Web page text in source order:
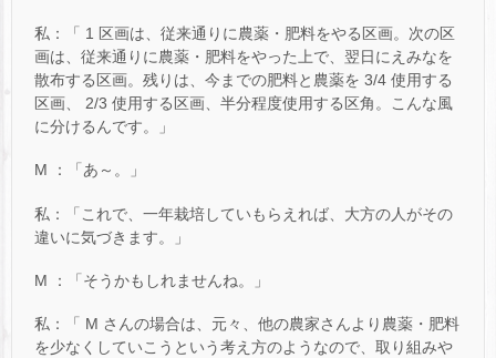
私：「 1 区画は、従来通りに農薬・肥料をやる区画。次の区
画は、従来通りに農薬・肥料をやった上で、翌日にえみなを
散布する区画。残りは、今までの肥料と農薬を 3/4 使用する
区画、 2/3 使用する区画、半分程度使用する区角。こんな風
に分けるんです。」
M ：「あ～。」
私：「これで、一年栽培していもらえれば、大方の人がその
違いに気づきます。」
M ：「そうかもしれませんね。」
私：「 M さんの場合は、元々、他の農家さんより農薬・肥料
を少なくしていこうという考え方のようなので、取り組みや